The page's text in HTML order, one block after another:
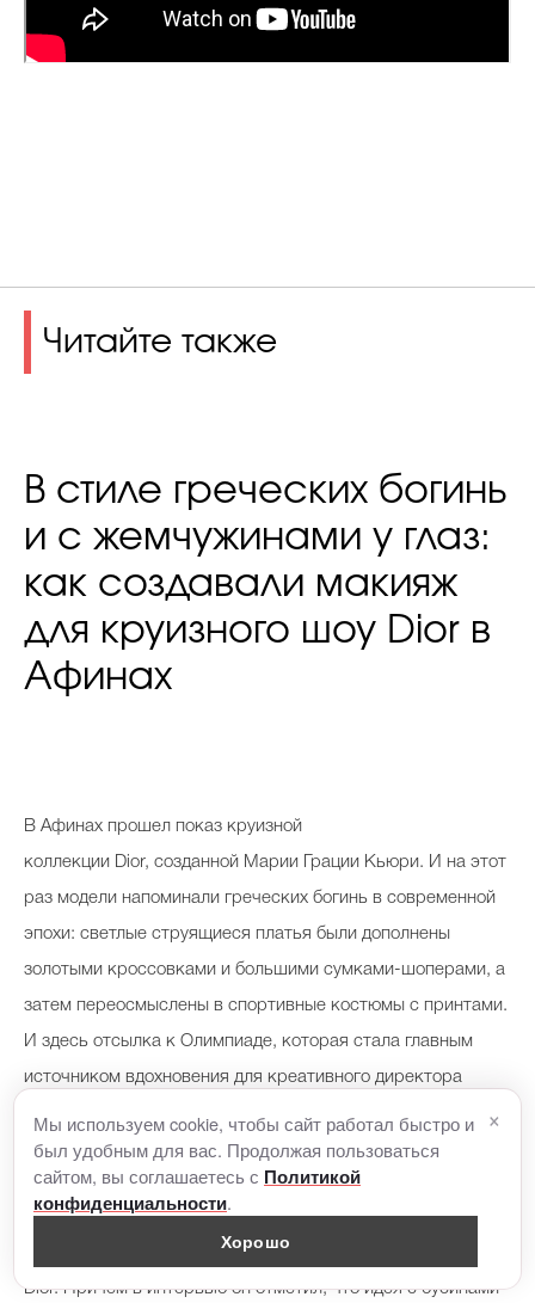
Читайте также
В стиле греческих богинь
и с жемчужинами у глаз:
как создавали макияж
для круизного шоу Dior в
Афинах
В Афинах прошел показ круизной
коллекции Dior, созданной Марии Грации Кьюри. И на этот
раз модели напоминали греческих богинь в современной
эпохи: светлые струящиеся платья были дополнены
золотыми кроссовками и большими сумками-шоперами, а
затем переосмыслены в спортивные костюмы с принтами.
И здесь отсылка к Олимпиаде, которая стала главным
источником вдохновения для креативного директора
Отдельное внимание заслужил необычный макияж с
жемчужными бусинами по контуру век, придуманный
Питером Филипсом, креативным директором по макияжу
Dior. Причем в интервью он отметил, что идея с бусинами
Мы используем cookie, чтобы сайт работал быстро и
был удобным для вас. Продолжая пользоваться
сайтом, вы соглашаетесь с Политикой
конфиденциальности.
Хорошо
×